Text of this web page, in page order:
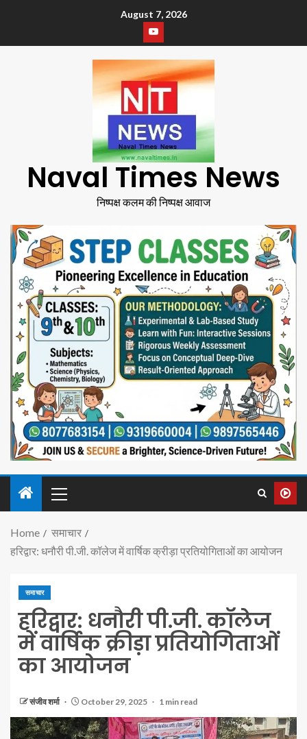
August 7, 2026
Naval Times News
निष्पक्ष कलम की निष्पक्ष आवाज
Home
समाचार
हरिद्वार: धनौरी पी.जी. कॉलेज में वार्षिक क्रीड़ा प्रतियोगिताओं का आयोजन
समाचार
हरिद्वार: धनौरी पी.जी. कॉलेज
में वार्षिक क्रीड़ा प्रतियोगिताओं
का आयोजन
संजीव शर्मा October 29, 2025 1 min read